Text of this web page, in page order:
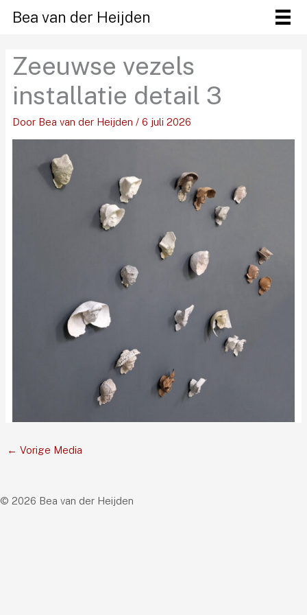
naar
inhoud
Bea van der Heijden
Zeeuwse vezels
installatie detail 3
Door Bea van der Heijden / 6 juli 2026
← Vorige Media
© 2026 Bea van der Heijden